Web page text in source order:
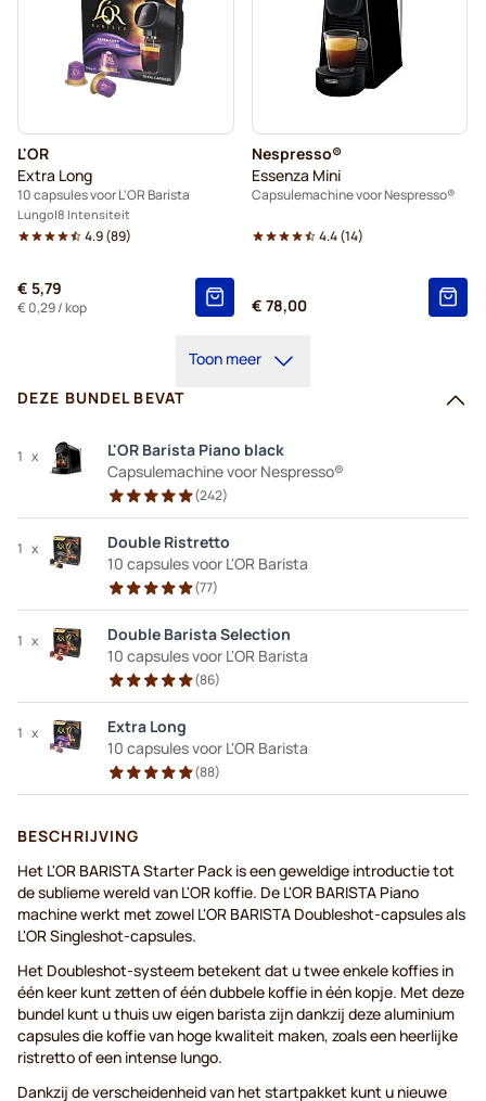
L'OR
Extra Long
10 capsules voor L'OR Barista
Lungo 8 Intensiteit
4.9(89)
€ 5,79
€ 0,29/ kop
Nespresso®
Essenza Mini
Capsulemachine voor Nespresso®
4.4(14)
€ 78,00
Toon meer
DEZE BUNDEL BEVAT
1 x
L'OR Barista Piano black
Capsulemachine voor Nespresso®
(242)
1 x
Double Ristretto
10 capsules voor L'OR Barista
(77)
1 x
Double Barista Selection
10 capsules voor L'OR Barista
(86)
1 x
Extra Long
10 capsules voor L'OR Barista
(88)
BESCHRIJVING
Het L'OR BARISTA Starter Pack is een geweldige introductie tot
de sublieme wereld van L'OR koffie. De L'OR BARISTA Piano
machine werkt met zowel L'OR BARISTA Doubleshot-capsules als
L'OR Singleshot-capsules.
Het Doubleshot-systeem betekent dat u twee enkele koffies in
één keer kunt zetten of één dubbele koffie in één kopje. Met deze
bundel kunt u thuis uw eigen barista zijn dankzij deze aluminium
capsules die koffie van hoge kwaliteit maken, zoals een heerlijke
ristretto of een intense lungo.
Dankzij de verscheidenheid van het startpakket kunt u nieuwe